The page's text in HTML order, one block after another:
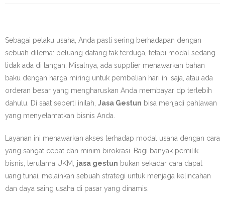
Sebagai pelaku usaha, Anda pasti sering berhadapan dengan
sebuah dilema: peluang datang tak terduga, tetapi modal sedang
tidak ada di tangan. Misalnya, ada supplier menawarkan bahan
baku dengan harga miring untuk pembelian hari ini saja, atau ada
orderan besar yang mengharuskan Anda membayar dp terlebih
dahulu. Di saat seperti inilah, Jasa Gestun bisa menjadi pahlawan
yang menyelamatkan bisnis Anda.
Layanan ini menawarkan akses terhadap modal usaha dengan cara
yang sangat cepat dan minim birokrasi. Bagi banyak pemilik
bisnis, terutama UKM, jasa gestun bukan sekadar cara dapat
uang tunai, melainkan sebuah strategi untuk menjaga kelincahan
dan daya saing usaha di pasar yang dinamis.